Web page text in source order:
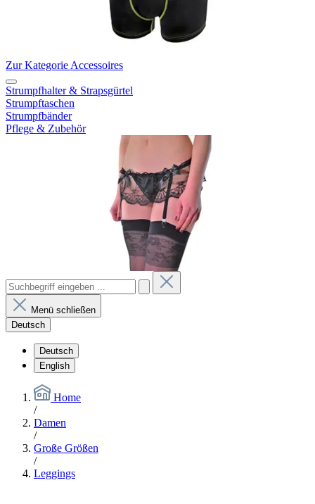
Zur Kategorie Accessoires
Strumpfhalter & Strapsgürtel
Strumpftaschen
Strumpfbänder
Pflege & Zubehör
Menü schließen
Deutsch
Deutsch
English
Home
/
Damen
/
Große Größen
/
Leggings